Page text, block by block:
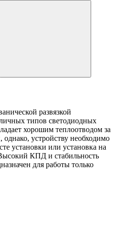
развязкой
типов светодиодных
хорошим теплоотводом за
однако, устройству необходимо
установки или установка на
КПД и стабильность
для работы только